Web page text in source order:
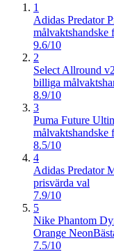
1
Adidas Predator
målvaktshandske
9.6/10
2
Select Allround
billiga
8.9/10
3
Puma Future
målvaktshandske
8.5/10
4
Adidas Predator
prisvärda val
7.9/10
5
Nike Phantom
Orange Neon
7.5/10